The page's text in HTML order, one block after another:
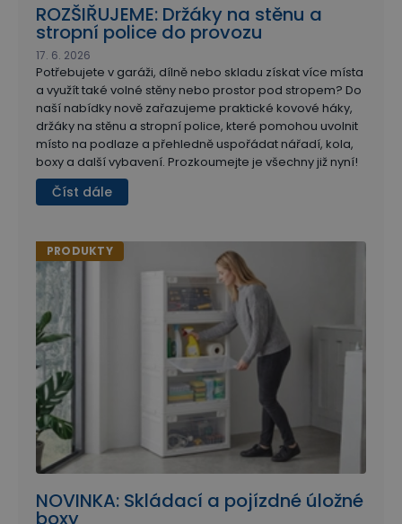
ROZŠIŘUJEME: Držáky na stěnu a
stropní police do provozu
Potřebujete v garáži, dílně nebo skladu získat více místa
a využít také volné stěny nebo prostor pod stropem? Do
naší nabídky nově zařazujeme praktické kovové háky,
držáky na stěnu a stropní police, které pomohou uvolnit
místo na podlaze a přehledně uspořádat nářadí, kola,
boxy a další vybavení. Prozkoumejte je všechny již nyní!
17. 6. 2026
Číst dále
PRODUKTY
NOVINKA: Skládací a pojízdné úložné
boxy